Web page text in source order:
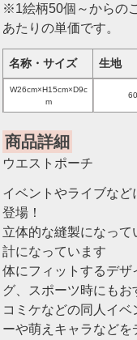
※1絵柄50個～からの
あたりの単価です。
名称・サイズ 生地
W26cm×H15cm×D9c
m
商品詳細
ウエストポーチ
イベントやライブな
登場！
立体的な縫製になっ
計になっています
体にフィットするデ
グ、スポーツ時にもお
コミケなどの同人イ
ーや萌えキャラなどを